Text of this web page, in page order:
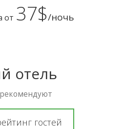
от 37$/ночь
отель
гостей